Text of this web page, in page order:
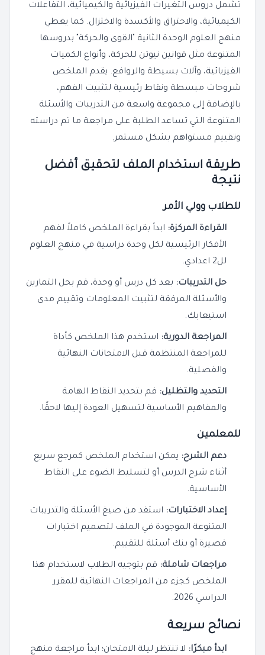
تشمل دروس التغيرات الفيزيائية والكيميائية، التفاعلات
الكيميائية، والاحتراق والأكسدة والاختزال. كما يغطي
منهج العلوم الوحدة الثانية "القوى والحركة" بدروسها
المتنوعة مثل قوانين نيوتن للحركة، وأنواع الكميات
الفيزيائية، وآلات بسيطة والروافع. يقدم الملخص
شروحات مبسطة ونقاط رئيسية لتثبيت الفهم،
بالإضافة إلى مجموعة واسعة من التدريبات والأسئلة
المتنوعة التي تساعد الطلبة على مراجعة ما تم دراسته
وتقييم مستواهم بشكل مستمر.
طريقة استخدام الملف لتحقيق أفضل
نتيجة
للطلاب وولي الأمر
القراءة المركزة: ابدأ بقراءة الملخص كاملاً لفهم
الأفكار الرئيسية لكل وحدة دراسية في منهج العلوم
لل2 اعدادي.
حل التدريبات: بعد كل درس أو وحدة، قم بحل التمارين
والأسئلة المرفقة لتثبيت المعلومات وتقييم مدى
استيعابك.
المراجعة الدورية: استخدم هذا الملخص كأداة
للمراجعة المنتظمة قبل الامتحانات النهائية
والفصلية.
التحديد والتظليل: قم بتحديد النقاط الهامة
والمفاهيم الأساسية لتسهيل العودة إليها لاحقًا.
للمعلمين
دعم الشرح: يمكن استخدام الملخص كمرجع سريع
أثناء شرح الدرس أو لتسليط الضوء على النقاط
الأساسية.
إعداد الاختبارات: استفد من صيغ الأسئلة والتدريبات
المتنوعة الموجودة في الملف لتصميم اختبارات
قصيرة أو بنك أسئلة للتقييم.
مراجعات شاملة: قم بتوجيه الطلاب لاستخدام هذا
الملخص كجزء من المراجعات النهائية للمقرر
الدراسي 2026.
نصائح سريعة
ابدأ مبكرًا: لا تنتظر ليلة الامتحان؛ ابدأ مراجعة منهج